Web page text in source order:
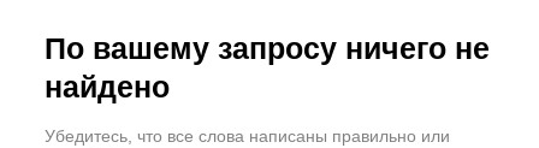
По вашему запросу ничего не
найдено
Убедитесь, что все слова написаны правильно или